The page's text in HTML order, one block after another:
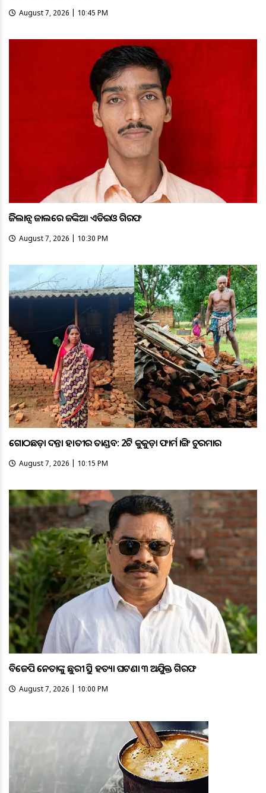
August 7, 2026 | 10:45 PM
ଭିଜିଲାନ୍ସ ଜାଲରେ ଜଙ୍କିଆ ଏଡିଇଓ ଗିରଫ
August 7, 2026 | 10:30 PM
ଗୋଠଛଡ଼ା ଦନ୍ତା ହାତୀର ତାଣ୍ଡବ: 2ଟି କୁକୁଡ଼ା ଫାର୍ମ ଭାଙ୍ଗି ଚୁରମାର
August 7, 2026 | 10:15 PM
ବିଜେପି ନେତାଙ୍କୁ ଛୁରୀ ଭୁସି ହତ୍ୟା ଘଟଣା ୩ ଅଭିଯୁକ୍ତ ଗିରଫ
August 7, 2026 | 10:00 PM